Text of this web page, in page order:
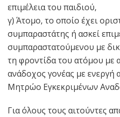
επιμέλεια του παιδιού,
γ) Άτομο, το οποίο έχει
συμπαραστάτης ή ασκεί
συμπαραστατούμενου με
τη φροντίδα του ατόμου με
ανάδοχος γονέας με ενεργή
Μητρώο Εγκεκριμένων
Για όλους τους αιτούντες